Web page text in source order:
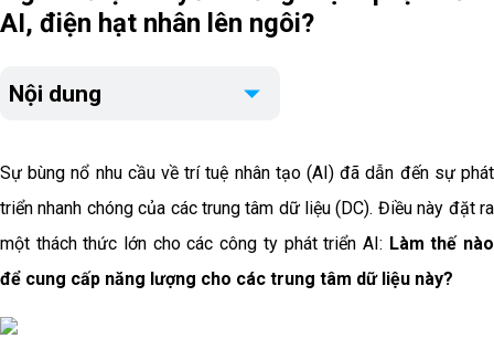
AI, điện hạt nhân lên ngôi?
Nội dung
Sự bùng nổ nhu cầu về trí tuệ nhân tạo (AI) đã dẫn đến sự phát
triển nhanh chóng của các trung tâm dữ liệu (DC). Điều này đặt ra
một thách thức lớn cho các công ty phát triển AI: Làm thế nào
để cung cấp năng lượng cho các trung tâm dữ liệu này?